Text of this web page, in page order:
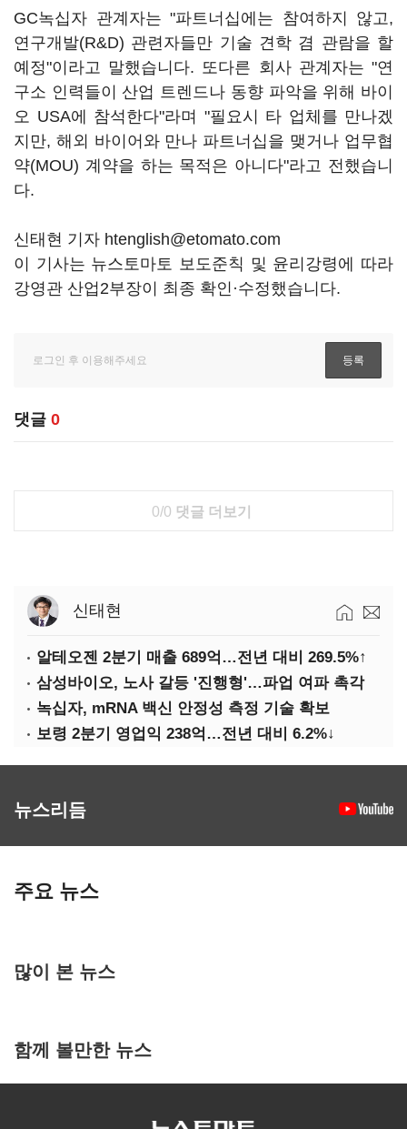
GC녹십자 관계자는 "파트너십에는 참여하지 않고,
연구개발(R&D) 관련자들만 기술 견학 겸 관람을 할
예정"이라고 말했습니다. 또다른 회사 관계자는 "연
구소 인력들이 산업 트렌드나 동향 파악을 위해 바이
오 USA에 참석한다"라며 "필요시 타 업체를 만나겠
지만, 해외 바이어와 만나 파트너십을 맺거나 업무협
약(MOU) 계약을 하는 목적은 아니다"라고 전했습니
다.
신태현 기자 htenglish@etomato.com
이 기사는 뉴스토마토 보도준칙 및 윤리강령에 따라
강영관 산업2부장이 최종 확인·수정했습니다.
댓글 0
0/0 댓글 더보기
신태현
알테오젠 2분기 매출 689억…전년 대비 269.5%↑
삼성바이오, 노사 갈등 '진행형'…파업 여파 촉각
녹십자, mRNA 백신 안정성 측정 기술 확보
보령 2분기 영업익 238억…전년 대비 6.2%↓
뉴스리듬
주요 뉴스
많이 본 뉴스
함께 볼만한 뉴스